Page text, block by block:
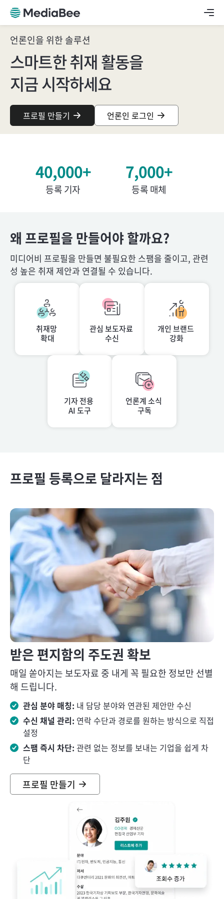
언론인을 위한 솔루션
스마트한 취재 활동을
지금 시작하세요
프로필 만들기 언론인 로그인
40,000+
등록 기자
7,000+
등록 매체
왜 프로필을 만들어야 할까요?
미디어비 프로필을 만들면 불필요한 스팸을 줄이고, 관련
성 높은 취재 제안과 연결될 수 있습니다.
취재망
확대
관심 보도자료
수신
개인 브랜드
강화
기자 전용
AI 도구
언론계 소식
구독
프로필 등록으로 달라지는 점
받은 편지함의 주도권 확보
매일 쏟아지는 보도자료 중 내게 꼭 필요한 정보만 선별
해 드립니다.
관심 분야 매칭: 내 담당 분야와 연관된 제안만 수신
수신 채널 관리: 연락 수단과 경로를 원하는 방식으로 직접
설정
스팸 즉시 차단: 관련 없는 정보를 보내는 기업을 쉽게 차
단
프로필 만들기